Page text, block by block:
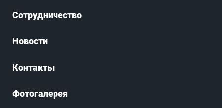
Сотрудничество
Новости
Контакты
Фотогалерея